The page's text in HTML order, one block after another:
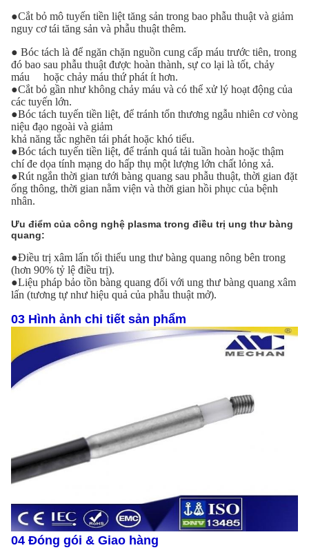
●Cắt bỏ mô tuyến tiền liệt tăng sản trong bao phẫu thuật và giảm
nguy cơ tái tăng sản và phẫu thuật thêm.
● Bóc tách là để ngăn chặn nguồn cung cấp máu trước tiên, trong
đó bao sau phẫu thuật được hoàn thành, sự co lại là tốt, chảy
máu hoặc chảy máu thứ phát ít hơn.
●Cắt bỏ gần như không chảy máu và có thể xử lý hoạt động của
các tuyến lớn.
●Bóc tách tuyến tiền liệt, để tránh tổn thương ngẫu nhiên cơ vòng
niệu đạo ngoài và giảm
khả năng tắc nghẽn tái phát hoặc khó tiểu.
●Bóc tách tuyến tiền liệt, để tránh quá tải tuần hoàn hoặc thậm
chí đe dọa tính mạng do hấp thụ một lượng lớn chất lỏng xả.
●Rút ngắn thời gian tưới bàng quang sau phẫu thuật, thời gian đặt
ống thông, thời gian nằm viện và thời gian hồi phục của bệnh
nhân.
Ưu điểm của công nghệ plasma trong điều trị ung thư bàng
quang:
●Điều trị xâm lấn tối thiểu ung thư bàng quang nông bên trong
(hơn 90% tỷ lệ điều trị).
●Liệu pháp bảo tồn bàng quang đối với ung thư bàng quang xâm
lấn (tương tự như hiệu quả của phẫu thuật mở).
03 Hình ảnh chi tiết sản phẩm
04 Đóng gói & Giao hàng